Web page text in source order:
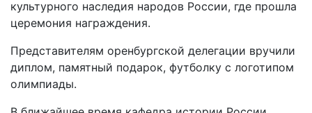
культурного наследия народов России, где прошла
церемония награждения.
Представителям оренбургской делегации вручили
диплом, памятный подарок, футболку с логотипом
олимпиады.